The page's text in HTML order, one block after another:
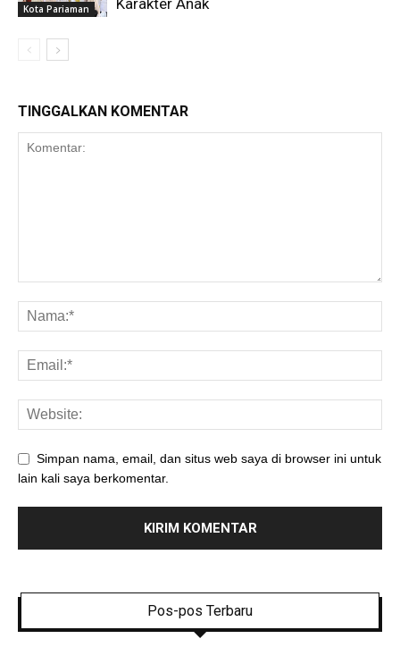
Kota Pariaman
Karakter Anak
TINGGALKAN KOMENTAR
Simpan nama, email, dan situs web saya di browser ini untuk
lain kali saya berkomentar.
Pos-pos Terbaru